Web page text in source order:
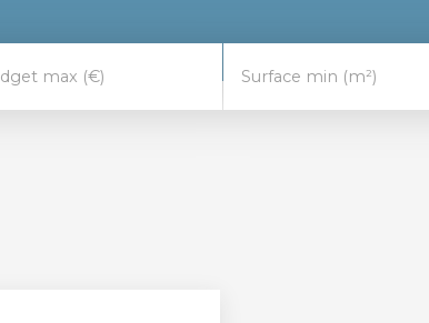
max (€) Surface min (m²)